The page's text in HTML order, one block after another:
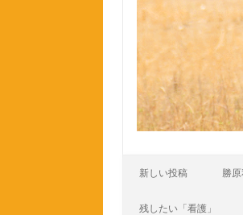
新しい投稿 勝
残したい「看護」